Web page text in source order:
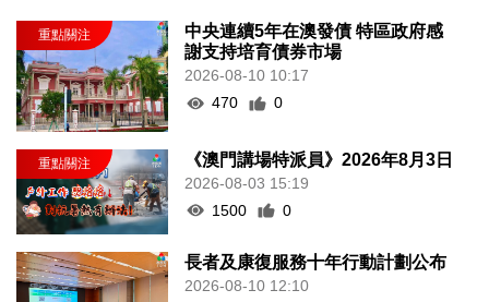
中央連續5年在澳發債 特區政府感
謝支持培育債券市場
2026-08-10 10:17
470
0
《澳門講場特派員》2026年8月3日
2026-08-03 15:19
1500
0
長者及康復服務十年行動計劃公布
2026-08-10 12:10